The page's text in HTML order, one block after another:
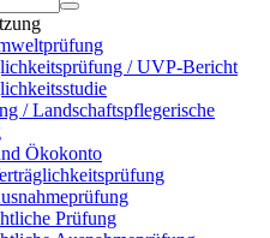
/ UVP-Bericht
/ Landschaftspflegerische
Ökokonto
Prüfung